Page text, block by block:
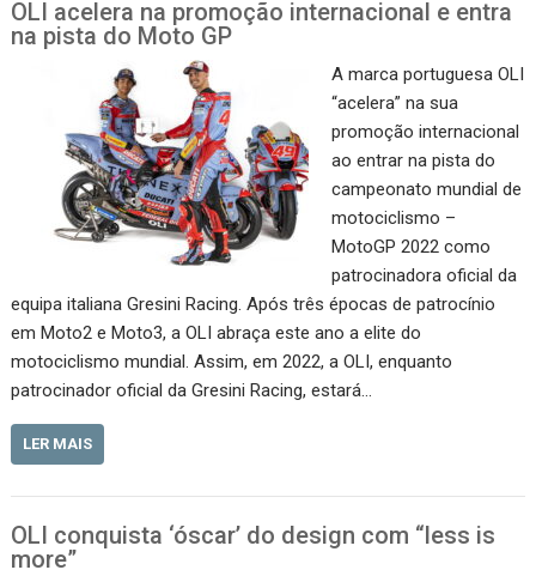
OLI acelera na promoção internacional e entra
na pista do Moto GP
A marca portuguesa OLI
“acelera” na sua
promoção internacional
ao entrar na pista do
campeonato mundial de
motociclismo –
MotoGP 2022 como
patrocinadora oficial da
equipa italiana Gresini Racing. Após três épocas de patrocínio
em Moto2 e Moto3, a OLI abraça este ano a elite do
motociclismo mundial. Assim, em 2022, a OLI, enquanto
patrocinador oficial da Gresini Racing, estará…
LER MAIS
OLI conquista ‘óscar’ do design com “less is
more”